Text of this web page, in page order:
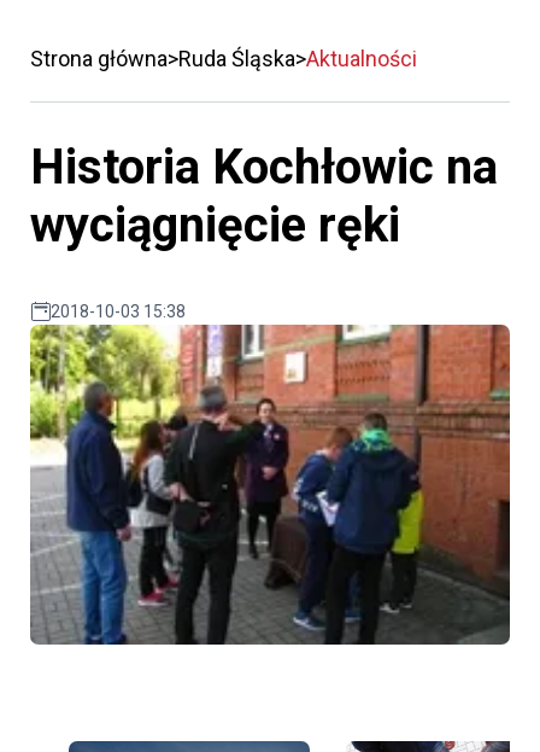
Strona główna Ruda Śląska Aktualności
Historia Kochłowic na
wyciągnięcie ręki
2018-10-03 15:38